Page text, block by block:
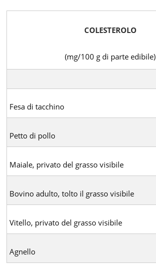
COLESTEROLO
(mg/100 g di parte edibile)
Fesa di tacchino
Petto di pollo
Maiale, privato del grasso visibile
Bovino adulto, tolto il grasso visibile
Vitello, privato del grasso visibile
Agnello